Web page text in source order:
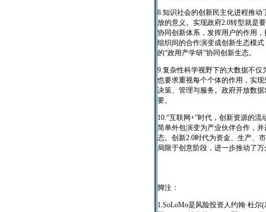
8.知识社会的创新民主化进程推
放的意义。实现政府2.0转型就是
协同创新体系，发挥用户的作用
组织间的合作演变成创新生态模
的“政用产学研”协同创新生态。
9.复杂性科学视野下的大数据不
也要求重视每个个体的作用，实
决策、管理与服务。政府开放数
要。
10.“互联网+”时代，创新资源的
简单外包演变为产业伙伴合作，
态。创新2.0时代为资金、生产、
局限于创意阶段，进一步推动了
脚注：
1.SoLoMo是风险投资人约翰·杜尔